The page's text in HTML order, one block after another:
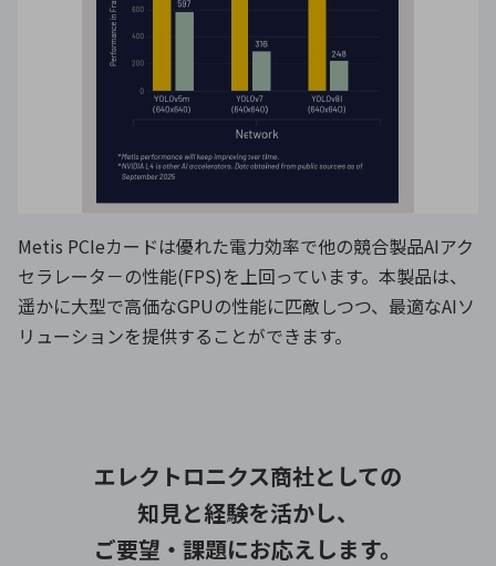
Metis PCIeカードは優れた電力効率で他の競合製品AIアク
セラレータ－の性能(FPS)を上回っています。本製品は、
遥かに大型で高価なGPUの性能に匹敵しつつ、最適なAIソ
リューションを提供することができます。
エレクトロニクス商社としての
知見と経験を活かし、
ご要望・課題にお応えします。